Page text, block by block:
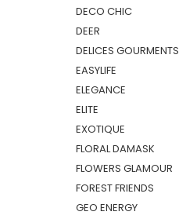
DECO CHIC
DEER
DELICES GOURMENTS
EASYLIFE
ELEGANCE
ELITE
EXOTIQUE
FLORAL DAMASK
FLOWERS GLAMOUR
FOREST FRIENDS
GEO ENERGY